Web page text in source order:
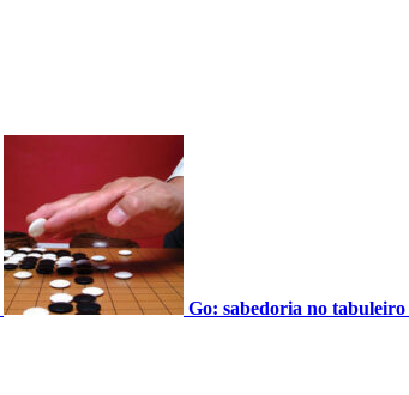
Go: sabedoria no tabuleiro